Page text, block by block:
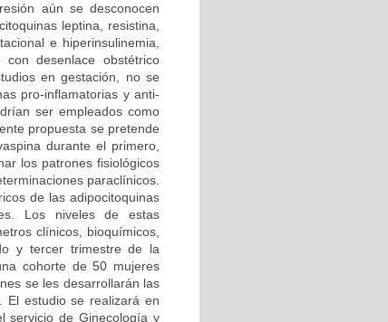
aún se desconocen
leptina, resistina,
e hiperinsulinemia,
desenlace obstétrico
en gestación, no se
pro-inflamatorias y anti-
ser empleados como
propuesta se pretende
durante el primero,
los patrones fisiológicos
paraclínicos.
de las adipocitoquinas
Los niveles de estas
clínicos, bioquímicos,
y tercer trimestre de la
cohorte de 50 mujeres
se les desarrollarán las
El estudio se realizará en
servicio de Ginecología y